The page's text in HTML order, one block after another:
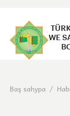
WE
Baş sahypa /